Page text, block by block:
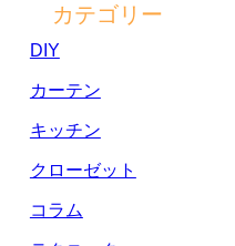
カテゴリー
DIY
カーテン
キッチン
クローゼット
コラム